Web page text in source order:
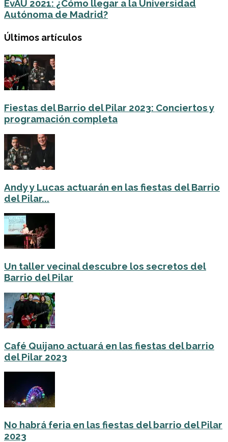
EvAU 2021: ¿Cómo llegar a la Universidad
Autónoma de Madrid?
Últimos artículos
Fiestas del Barrio del Pilar 2023: Conciertos y
programación completa
Andy y Lucas actuarán en las fiestas del Barrio
del Pilar...
Un taller vecinal descubre los secretos del
Barrio del Pilar
Café Quijano actuará en las fiestas del barrio
del Pilar 2023
No habrá feria en las fiestas del barrio del Pilar
2023